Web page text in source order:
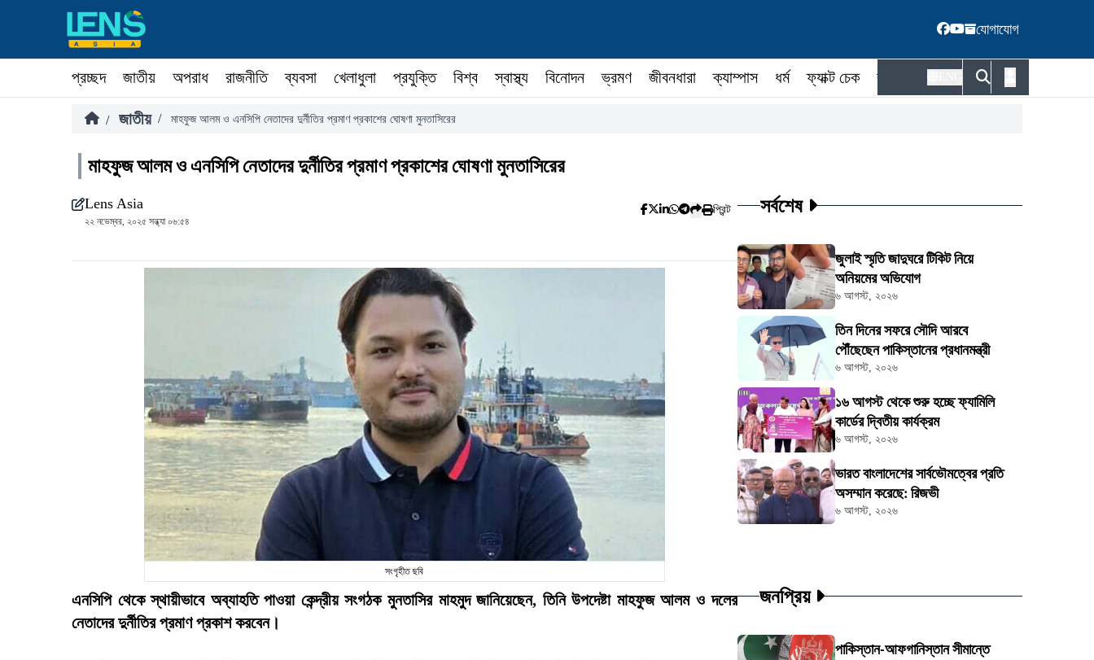
যোগাযোগ
প্রচ্ছদ জাতীয় অপরাধ রাজনীতি ব্যবসা খেলাধুলা প্রযুক্তি বিশ্ব স্বাস্থ্য বিনোদন ভ্রমণ জীবনধারা ক্যাম্পাস ধর্ম ফ্যাক্ট চেক কর্মকর্তা
/ জাতীয় / মাহফুজ আলম ও এনসিপি নেতাদের দুর্নীতির প্রমাণ প্রকাশের ঘোষণা মুনতাসিরের
মাহফুজ আলম ও এনসিপি নেতাদের দুর্নীতির প্রমাণ প্রকাশের ঘোষণা মুনতাসিরের
Lens Asia
২২ নভেম্বর, ২০২৫ সন্ধ্যা ০৬:৫৪
প্রিন্ট
সংগৃহীত ছবি
এনসিপি থেকে স্থায়ীভাবে অব্যাহতি পাওয়া কেন্দ্রীয় সংগঠক মুনতাসির মাহমুদ জানিয়েছেন, তিনি উপদেষ্টা মাহফুজ আলম ও দলের
নেতাদের দুর্নীতির প্রমাণ প্রকাশ করবেন।
সর্বশেষ
জুলাই স্মৃতি জাদুঘরে টিকিট নিয়ে
অনিয়মের অভিযোগ
৬ আগস্ট, ২০২৬
তিন দিনের সফরে সৌদি আরবে
পৌঁছেছেন পাকিস্তানের প্রধানমন্ত্রী
৬ আগস্ট, ২০২৬
১৬ আগস্ট থেকে শুরু হচ্ছে ফ্যামিলি
কার্ডের দ্বিতীয় কার্যক্রম
৬ আগস্ট, ২০২৬
ভারত বাংলাদেশের সার্বভৌমত্বের প্রতি
অসম্মান করেছে: রিজভী
৬ আগস্ট, ২০২৬
জনপ্রিয়
পাকিস্তান-আফগানিস্তান সীমান্তে